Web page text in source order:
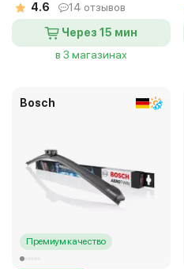
4.6
14 отзывов
Через 15 мин
в 3 магазинах
Bosch
Премиум качество